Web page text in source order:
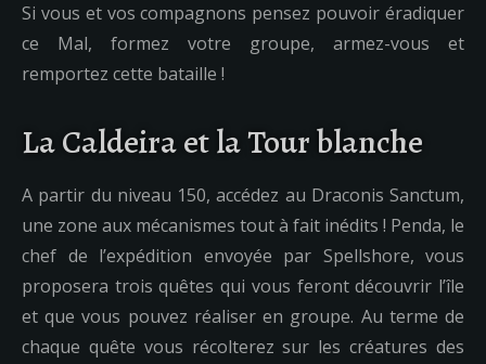
Si vous et vos compagnons pensez pouvoir éradiquer
ce Mal, formez votre groupe, armez-vous et
remportez cette bataille !
La Caldeira et la Tour blanche
A partir du niveau 150, accédez au Draconis Sanctum,
une zone aux mécanismes tout à fait inédits ! Penda, le
chef de l’expédition envoyée par Spellshore, vous
proposera trois quêtes qui vous feront découvrir l’île
et que vous pouvez réaliser en groupe. Au terme de
chaque quête vous récolterez sur les créatures des